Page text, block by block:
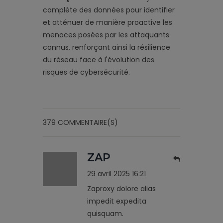
complète des données pour identifier
et atténuer de manière proactive les
menaces posées par les attaquants
connus, renforçant ainsi la résilience
du réseau face à l'évolution des
risques de cybersécurité.
379 COMMENTAIRE(S)
ZAP
29 avril 2025 16:21
Zaproxy dolore alias
impedit expedita
quisquam.